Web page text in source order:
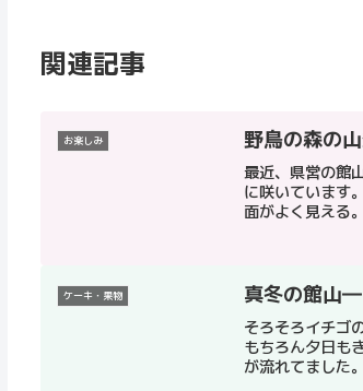
関連記事
お楽しみ 野鳥の森の
最近、県営の館
に咲いています
面がよく見える
ケーキ・果物 真冬の館山
そろそろイチゴ
もちろん夕日も
が流れてました